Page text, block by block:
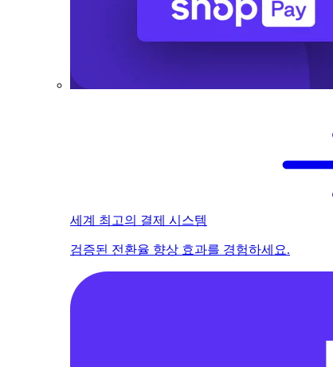
세계 최고의 결제 시스템
검증된 전환율 향상 효과를 경험하세요.